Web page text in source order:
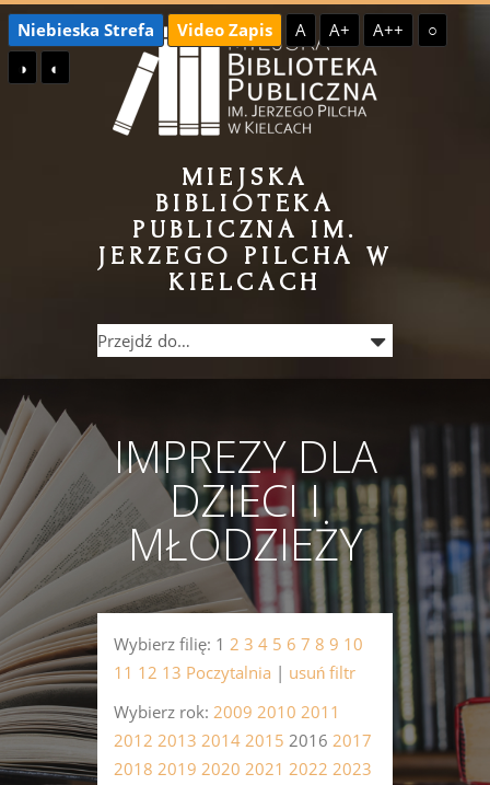
Przejdź
do
treści
Przejdź
do
menu
Niebieska Strefa Video Zapis A A+ A++
○
◑
◐
MIEJSKA
BIBLIOTEKA
PUBLICZNA IM.
JERZEGO PILCHA W
KIELCACH
IMPREZY DLA
DZIECI I
MŁODZIEŻY
Wybierz filię: 1 2 3 4 5 6 7 8 9 10
11 12 13 Poczytalnia | usuń filtr
Wybierz rok: 2009 2010 2011
2012 2013 2014 2015 2016 2017
2018 2019 2020 2021 2022 2023